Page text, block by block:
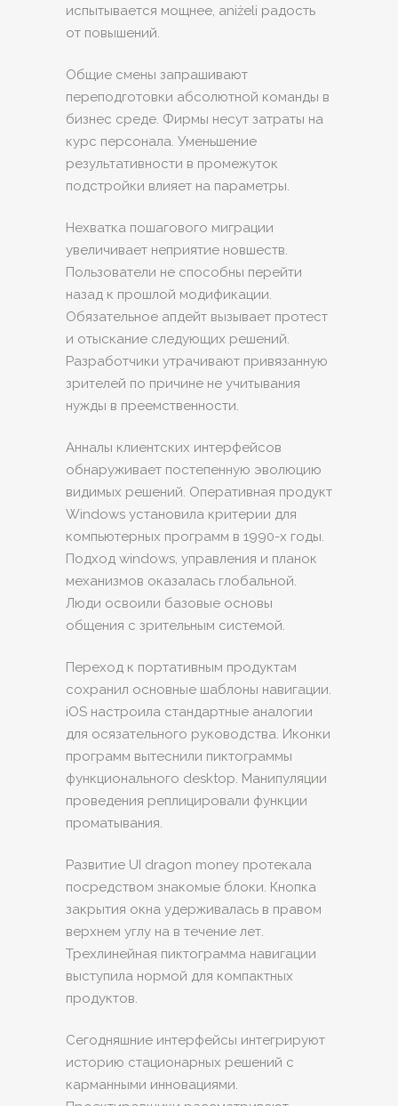
испытывается мощнее, aniżeli радость
от повышений.
Общие смены запрашивают
переподготовки абсолютной команды в
бизнес среде. Фирмы несут затраты на
курс персонала. Уменьшение
результативности в промежуток
подстройки влияет на параметры.
Нехватка пошагового миграции
увеличивает неприятие новшеств.
Пользователи не способны перейти
назад к прошлой модификации.
Обязательное апдейт вызывает протест
и отыскание следующих решений.
Разработчики утрачивают привязанную
зрителей по причине не учитывания
нужды в преемственности.
Анналы клиентских интерфейсов
обнаруживает постепенную эволюцию
видимых решений. Оперативная продукт
Windows установила критерии для
компьютерных программ в 1990-х годы.
Подход windows, управления и планок
механизмов оказалась глобальной.
Люди освоили базовые основы
общения с зрительным системой.
Переход к портативным продуктам
сохранил основные шаблоны навигации.
iOS настроила стандартные аналогии
для осязательного руководства. Иконки
программ вытеснили пиктограммы
функционального desktop. Манипуляции
проведения реплицировали функции
проматывания.
Развитие UI dragon money протекала
посредством знакомые блоки. Кнопка
закрытия окна удерживалась в правом
верхнем углу на в течение лет.
Трехлинейная пиктограмма навигации
выступила нормой для компактных
продуктов.
Сегодняшние интерфейсы интегрируют
историю стационарных решений с
карманными инновациями.